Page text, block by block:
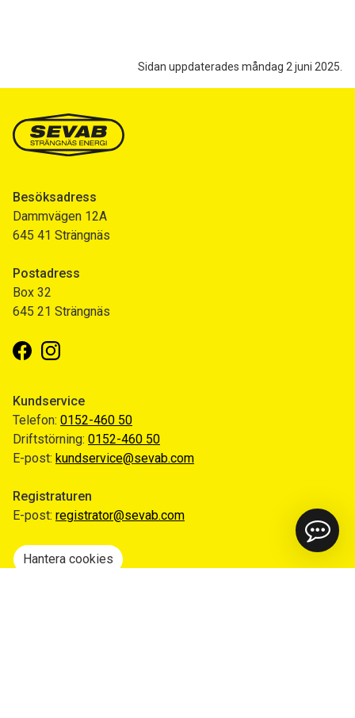
Sidan uppdaterades måndag 2 juni 2025.
Besöksadress
Dammvägen 12A
645 41 Strängnäs
Postadress
Box 32
645 21 Strängnäs
FacebookInstagram
Kundservice
Telefon: 0152-460 50
Driftstörning: 0152-460 50
E-post: kundservice@sevab.com
Registraturen
E-post: registrator@sevab.com
Hantera cookies